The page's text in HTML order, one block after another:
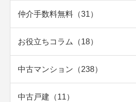
仲介手数料無料（31）
お役立ちコラム（18）
中古マンション（238）
中古戸建（11）